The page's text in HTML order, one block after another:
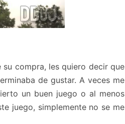
compra, les quiero decir que
de gustar. A veces me
un buen juego o al menos
juego, simplemente no se me